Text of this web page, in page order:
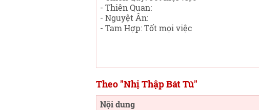
- Thiên Quan:
- Nguyệt Ân:
- Tam Hợp: Tốt mọi việc
Theo "Nhị Thập Bát Tú"
Nội dung